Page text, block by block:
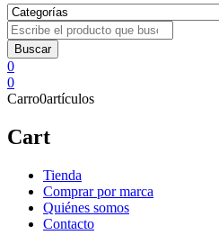
0
0
Carro0artículos
Cart
Tienda
Comprar por marca
Quiénes somos
Contacto